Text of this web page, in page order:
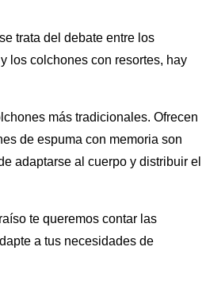
trata del debate entre los
los colchones con resortes, hay
más tradicionales. Ofrecen
de espuma con memoria son
adaptarse al cuerpo y distribuir el
te queremos contar las
a tus necesidades de